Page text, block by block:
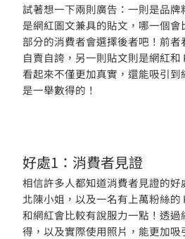
試著想一下兩則廣告：一則是品
是網紅圖文兼具的貼文，哪一個
部分的消費者會選擇後者吧！前者
自賣自誇，另一則貼文則是網紅和
看起來不僅更加真實，還能吸引
是一舉數得的！
好處1：消費者見證
相信許多人都知道消費者見證的
北陳小姐，以及一名有上萬粉絲的
和網紅會比較有說服力一點！透
得，以及實際使用照片，能更加吸